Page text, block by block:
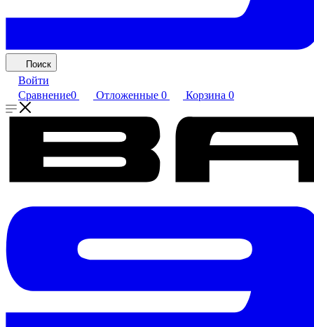
Поиск
Войти
Сравнение0 Отложенные 0 Корзина 0